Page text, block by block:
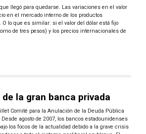
llegó para quedarse. Las variaciones en el valor
en el mercado interno de los productos
O lo que es similar: si el valor del dólar está fijo
de tres pesos) y los precios internacionales de
la gran banca privada
Comité para la Anulación de la Deuda Pública
agosto de 2007, los bancos estadounidenses
los focos de la actualidad debido a la grave crisis